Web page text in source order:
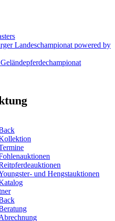
Landeschampionat powered by
und Hengstauktionen